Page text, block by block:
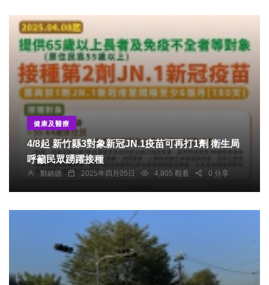
健康及醫療
4/8起 新竹縣3對象新冠JN.1疫苗可再打1劑 衛生局
呼籲民眾踴躍接種
鄭銘德 2025年四月05日 4,805 觀看 0 分享